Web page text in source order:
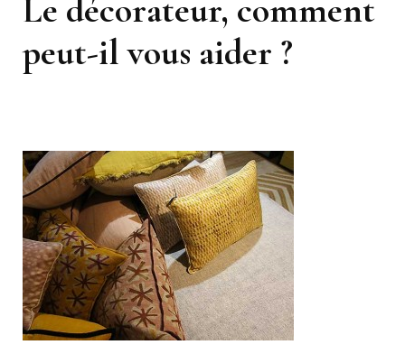
Le décorateur, comment
peut-il vous aider ?